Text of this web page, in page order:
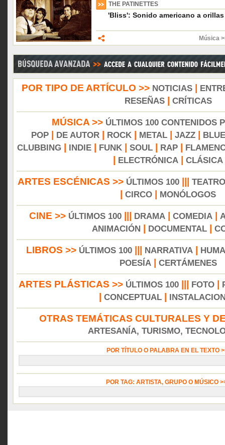
THE PATINETTES
'Bliss': Sonido americano a
Música
POR TIPO DE ARTÍCULO >> NOTICIAS|
RESEÑAS| CRÍTICAS
MÚSICA >> ÚLTIMOS 100 CONTENIDOS
POP
DE AUTOR ROCK METAL JAZZ
CLUBBING
INDIE FUNK SOUL RAP
ELECTRÓNICA CLÁSICA
ARTES ESCÉNICAS >> ÚLTIMOS 100||| TEATRO
CIRCO MONÓLOGOS
CINE >> ÚLTIMOS 100 DRAMA COMEDIA
ANIMACIÓN
DOCUMENTAL|
LIBROS >> ÚLTIMOS 100 NARRATIVA
POESÍA| CERTÁMENES
ARTES PLÁSTICAS >> ÚLTIMOS 100 FOTO
CONCEPTUAL
OTRAS TEMÁTICAS CULTURALES Y
ARTESANÍA, TURISMO,
POR TÍTULO O PALABRA EN EL TEXTO
POR TAG: ARTISTA, GRUPO O MÚSICO